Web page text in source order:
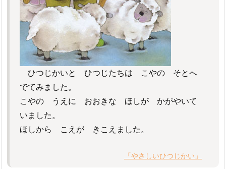
ひつじかいと ひつじたちは こやの そとへ
でてみました。
こやの うえに おおきな ほしが かがやいて
いました。
ほしから こえが きこえました。
「やさしいひつじかい」